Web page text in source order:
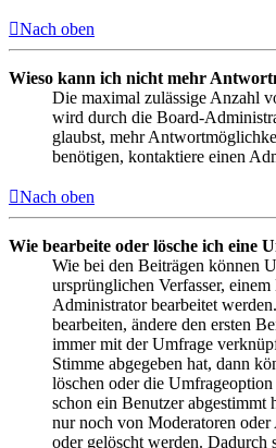
Nach oben
Wieso kann ich nicht mehr
Die maximal zulässige Anzahl
wird durch die Board-
glaubst, mehr
benötigen, kontaktiere einen
Nach oben
Wie bearbeite oder lösche ich eine
Wie bei den Beiträgen können
ursprünglichen Verfasser,
Administrator bearbeitet
bearbeiten, ändere den ersten
immer mit der Umfrage
Stimme abgegeben hat, dann
löschen oder die
schon ein Benutzer abgestimmt
nur noch von Moderatoren
oder gelöscht werden.